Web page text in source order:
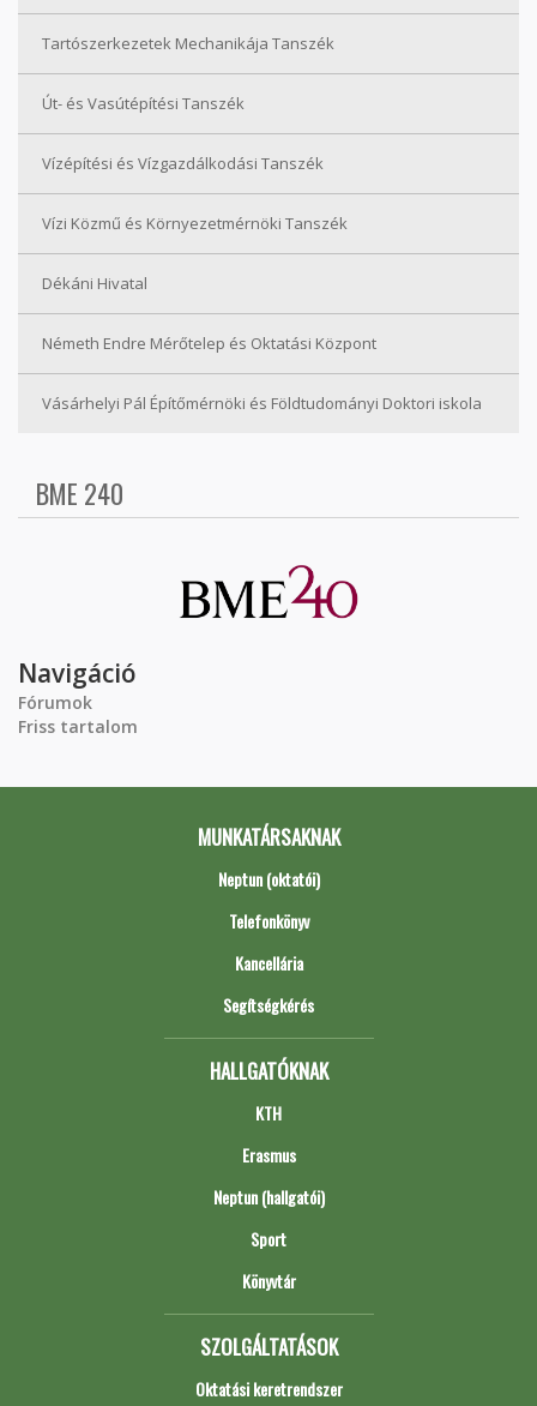
Tartószerkezetek Mechanikája Tanszék
Út- és Vasútépítési Tanszék
Vízépítési és Vízgazdálkodási Tanszék
Vízi Közmű és Környezetmérnöki Tanszék
Dékáni Hivatal
Németh Endre Mérőtelep és Oktatási Központ
Vásárhelyi Pál Építőmérnöki és Földtudományi Doktori iskola
BME 240
Navigáció
Fórumok
Friss tartalom
MUNKATÁRSAKNAK
Neptun (oktatói)
Telefonkönyv
Kancellária
Segítségkérés
HALLGATÓKNAK
KTH
Erasmus
Neptun (hallgatói)
Sport
Könyvtár
SZOLGÁLTATÁSOK
Oktatási keretrendszer